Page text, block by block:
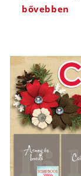
bővebben